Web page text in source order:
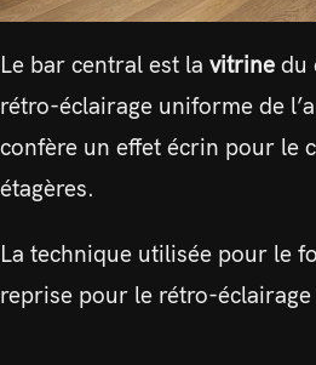
Le bar central est la vitrine du
rétro-éclairage uniforme de
confère un effet écrin pour le
étagères.
La technique utilisée pour le
reprise pour le rétro-